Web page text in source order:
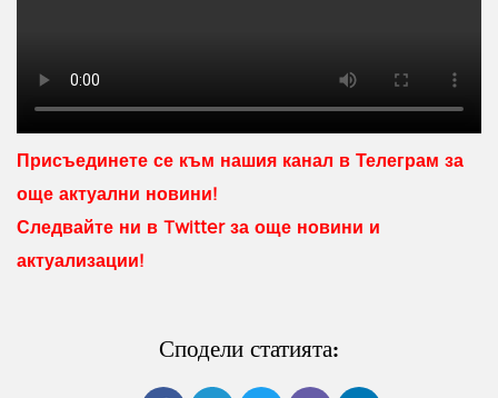
Присъединете се към нашия канал в Телеграм за
още актуални новини!
Следвайте ни в Twitter за още новини и
актуализации!
Сподели статията: